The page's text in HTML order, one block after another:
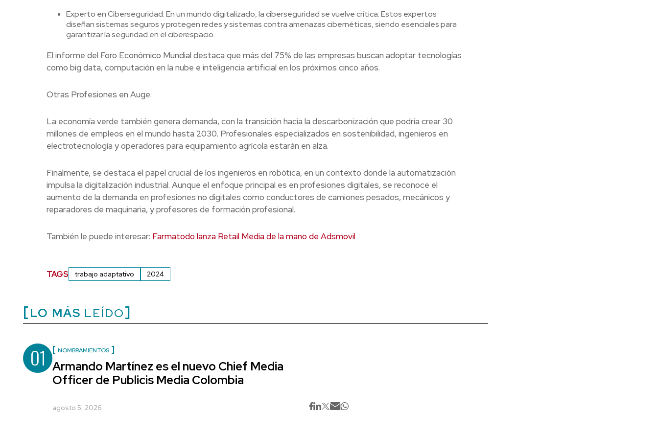
Experto en Ciberseguridad: En un mundo digitalizado, la ciberseguridad se vuelve crítica. Estos expertos
diseñan sistemas seguros y protegen redes y sistemas contra amenazas cibernéticas, siendo esenciales para
garantizar la seguridad en el ciberespacio.
El informe del Foro Económico Mundial destaca que más del 75% de las empresas buscan adoptar tecnologías
como big data, computación en la nube e inteligencia artificial en los próximos cinco años.
Otras Profesiones en Auge:
La economía verde también genera demanda, con la transición hacia la descarbonización que podría crear 30
millones de empleos en el mundo hasta 2030. Profesionales especializados en sostenibilidad, ingenieros en
electrotecnología y operadores para equipamiento agrícola estarán en alza.
Finalmente, se destaca el papel crucial de los ingenieros en robótica, en un contexto donde la automatización
impulsa la digitalización industrial. Aunque el enfoque principal es en profesiones digitales, se reconoce el
aumento de la demanda en profesiones no digitales como conductores de camiones pesados, mecánicos y
reparadores de maquinaria, y profesores de formación profesional.
También le puede interesar: Farmatodo lanza Retail Media de la mano de Adsmovil
TAGS trabajo adaptativo 2024
LO MÁS LEÍDO
01 NOMBRAMIENTOS
Armando Martínez es el nuevo Chief Media
Officer de Publicis Media Colombia
agosto 5, 2026